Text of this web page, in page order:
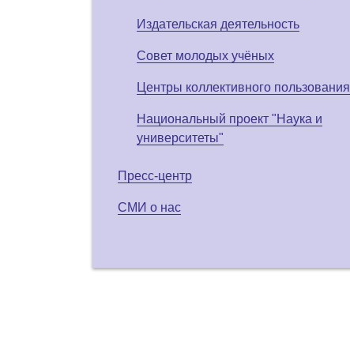
Издательская деятельность
Совет молодых учёных
Центры коллективного пользования
Национальный проект "Наука и
университеты"
Пресс-центр
СМИ о нас